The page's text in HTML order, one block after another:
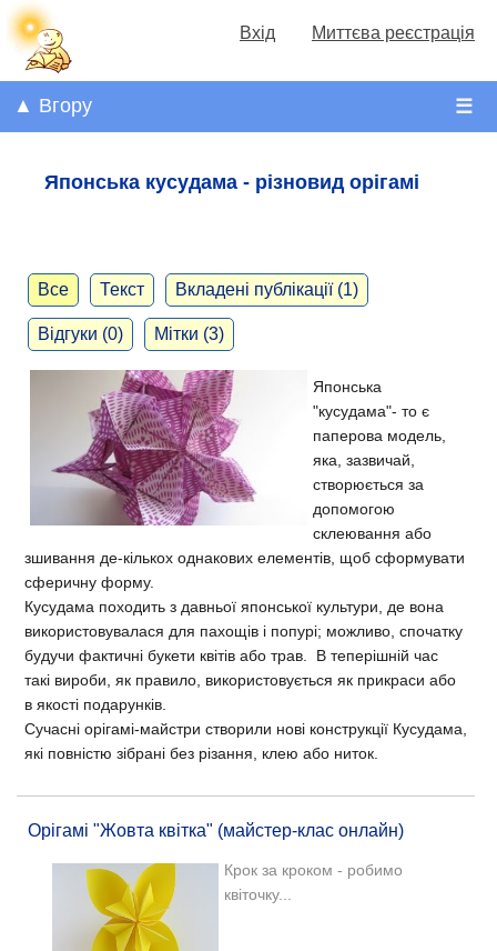
Вхід Миттєва реєстрація
☰
▲ Вгору
Японська кусудама - різновид орігамі
Все Текст Вкладені публікації (1)
Відгуки (0) Мітки (3)
Японська
"кусудама"- то є
паперова модель,
яка, зазвичай,
створюється за
допомогою
склеювання або
зшивання де-кількох однакових елементів, щоб сформувати
сферичну форму.
Кусудама походить з давньої японської культури, де вона
використовувалася для пахощів і попурі; можливо, спочатку
будучи фактичні букети квітів або трав. В теперішній час
такі вироби, як правило, використовується як прикраси або
в якості подарунків.
Сучасні орігамі-майстри створили нові конструкції Кусудама,
які повністю зібрані без різання, клею або ниток.
Орігамі "Жовта квітка" (майстер-клас онлайн)
Крок за кроком - робимо
квіточку...